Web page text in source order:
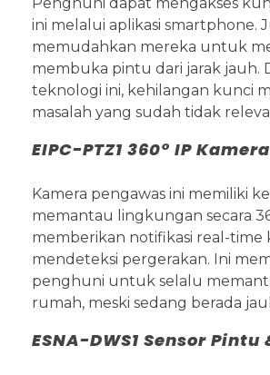
ini melalui aplikasi smartphone.
memudahkan mereka untuk
membuka pintu dari jarak jauh.
teknologi ini, kehilangan kunci
masalah yang sudah tidak
EIPC-PTZ1 360° IP
Kamera pengawas ini memiliki
memantau lingkungan secara
memberikan notifikasi real-time
mendeteksi pergerakan. Ini
penghuni untuk selalu
rumah, meski sedang berada
ESNA-DWS1 Sensor